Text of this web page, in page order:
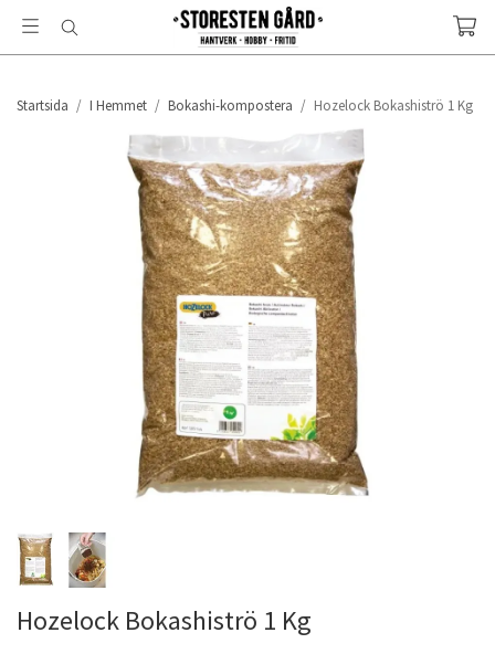
Startsida / I Hemmet / Bokashi-kompostera / Hozelock Bokashiströ 1 Kg
Hozelock Bokashiströ 1 Kg